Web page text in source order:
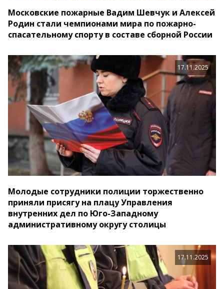
Московские пожарные Вадим Шевчук и Алексей
Родин стали чемпионами мира по пожарно-
спасательному спорту в составе сборной России
17.11.2025
Молодые сотрудники полиции торжественно
приняли присягу на плацу Управления
внутренних дел по Юго-Западному
административному округу столицы
17.11.2025